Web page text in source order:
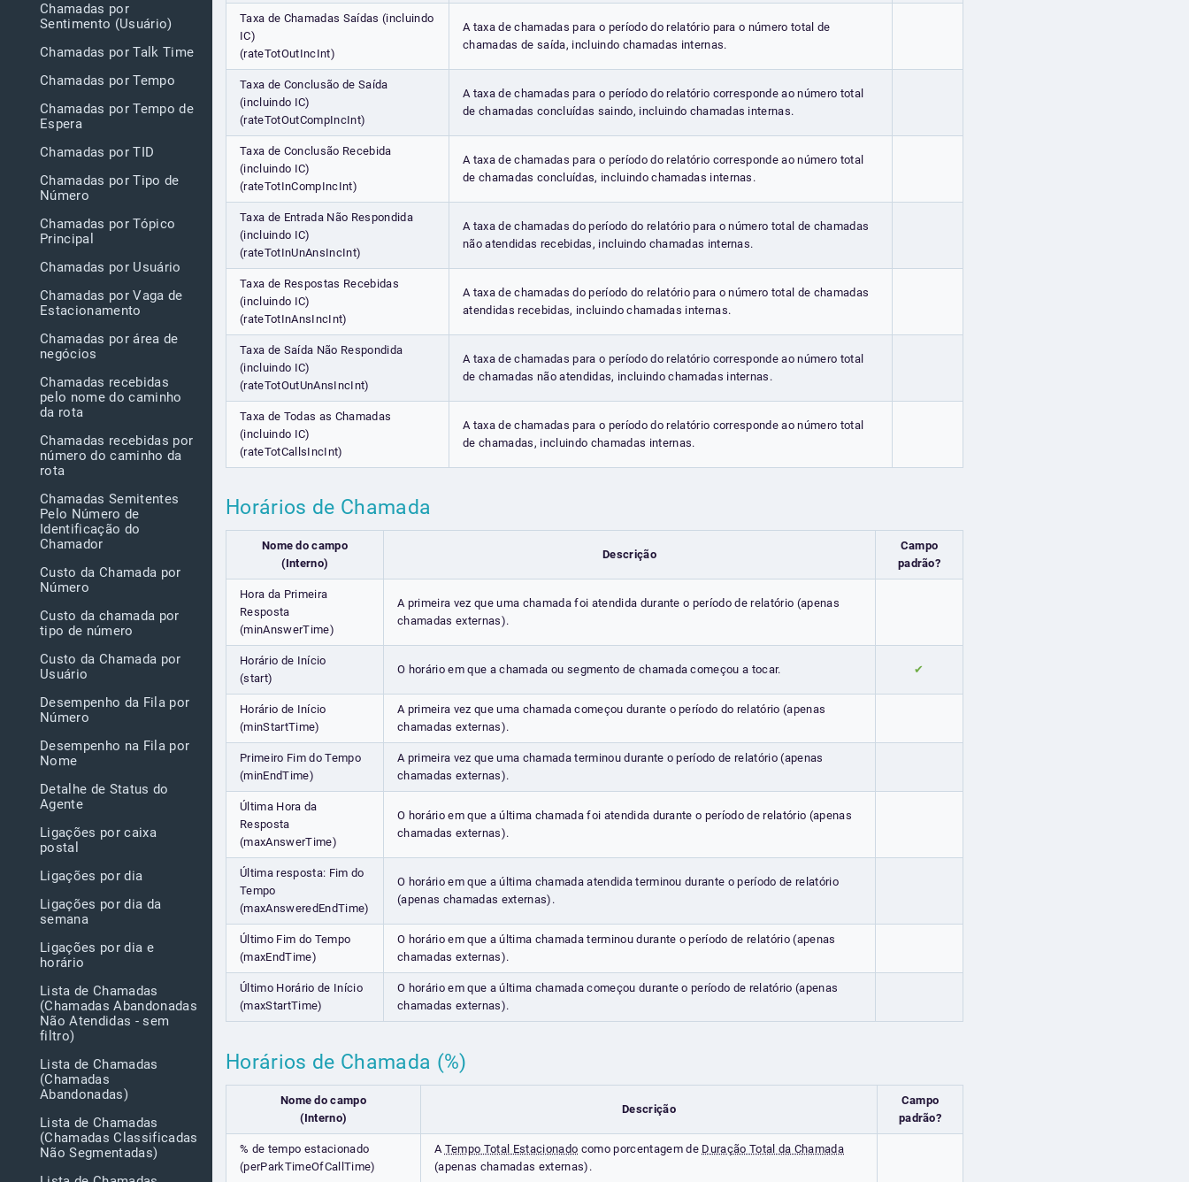
Chamadas por
Sentimento (Usuário)
Chamadas por Talk Time
Chamadas por Tempo
Chamadas por Tempo de
Espera
Chamadas por TID
Chamadas por Tipo de
Número
Chamadas por Tópico
Principal
Chamadas por Usuário
Chamadas por Vaga de
Estacionamento
Chamadas por área de
negócios
Chamadas recebidas
pelo nome do caminho
da rota
Chamadas recebidas por
número do caminho da
rota
Chamadas Semitentes
Pelo Número de
Identificação do
Chamador
Custo da Chamada por
Número
Custo da chamada por
tipo de número
Custo da Chamada por
Usuário
Desempenho da Fila por
Número
Desempenho na Fila por
Nome
Detalhe de Status do
Agente
Ligações por caixa
postal
Ligações por dia
Ligações por dia da
semana
Ligações por dia e
horário
Lista de Chamadas
(Chamadas Abandonadas
Não Atendidas - sem
filtro)
Lista de Chamadas
(Chamadas
Abandonadas)
Lista de Chamadas
(Chamadas Classificadas
Não Segmentadas)
Taxa de Chamadas Saídas (incluindo
IC)
(rateTotOutIncInt)
A taxa de chamadas para o período do relatório para o número total de
chamadas de saída, incluindo chamadas internas.
Taxa de Conclusão de Saída
(incluindo IC)
(rateTotOutCompIncInt)
A taxa de chamadas para o período do relatório corresponde ao número total
de chamadas concluídas saindo, incluindo chamadas internas.
Taxa de Conclusão Recebida
(incluindo IC)
(rateTotInCompIncInt)
A taxa de chamadas para o período do relatório corresponde ao número total
de chamadas concluídas, incluindo chamadas internas.
Taxa de Entrada Não Respondida
(incluindo IC)
(rateTotInUnAnsIncInt)
A taxa de chamadas do período do relatório para o número total de chamadas
não atendidas recebidas, incluindo chamadas internas.
Taxa de Respostas Recebidas
(incluindo IC)
(rateTotInAnsIncInt)
A taxa de chamadas do período do relatório para o número total de chamadas
atendidas recebidas, incluindo chamadas internas.
Taxa de Saída Não Respondida
(incluindo IC)
(rateTotOutUnAnsIncInt)
A taxa de chamadas para o período do relatório corresponde ao número total
de chamadas não atendidas, incluindo chamadas internas.
Taxa de Todas as Chamadas
(incluindo IC)
(rateTotCallsIncInt)
A taxa de chamadas para o período do relatório corresponde ao número total
de chamadas, incluindo chamadas internas.
Horários de Chamada
Nome do campo
(Interno)
Descrição
Campo
padrão?
Hora da Primeira
Resposta
(minAnswerTime)
A primeira vez que uma chamada foi atendida durante o período de relatório (apenas
chamadas externas).
Horário de Início
(start)
O horário em que a chamada ou segmento de chamada começou a tocar. ✔
Horário de Início
(minStartTime)
A primeira vez que uma chamada começou durante o período do relatório (apenas
chamadas externas).
Primeiro Fim do Tempo
(minEndTime)
A primeira vez que uma chamada terminou durante o período de relatório (apenas
chamadas externas).
Última Hora da
Resposta
(maxAnswerTime)
O horário em que a última chamada foi atendida durante o período de relatório (apenas
chamadas externas).
Última resposta: Fim do
Tempo
(maxAnsweredEndTime)
O horário em que a última chamada atendida terminou durante o período de relatório
(apenas chamadas externas).
Último Fim do Tempo
(maxEndTime)
O horário em que a última chamada terminou durante o período de relatório (apenas
chamadas externas).
Último Horário de Início
(maxStartTime)
O horário em que a última chamada começou durante o período de relatório (apenas
chamadas externas).
Horários de Chamada (%)
Nome do campo
(Interno)
Descrição
Campo
padrão?
% de tempo estacionado
(perParkTimeOfCallTime)
A Tempo Total Estacionado como porcentagem de Duração Total da Chamada
(apenas chamadas externas).